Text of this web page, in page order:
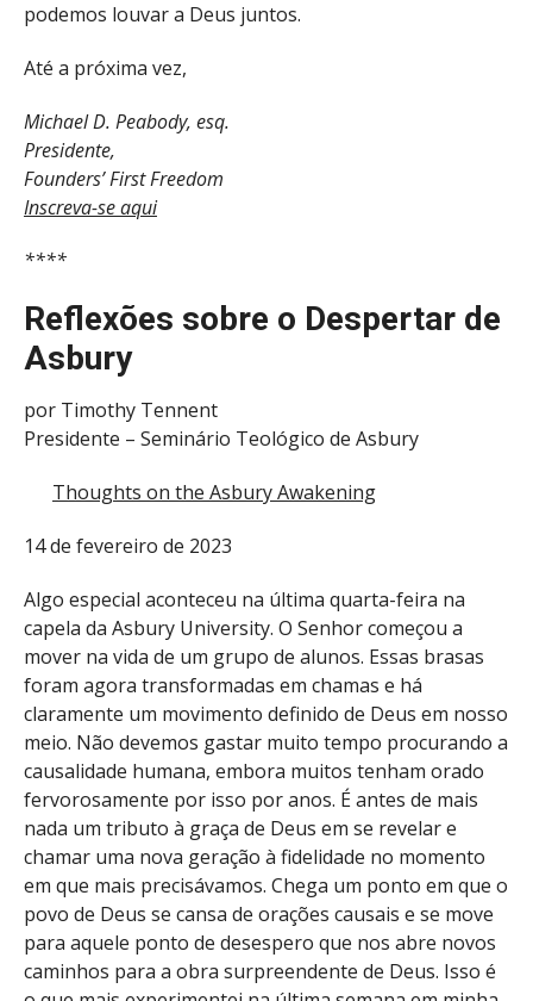
podemos louvar a Deus juntos.
Até a próxima vez,
Michael D. Peabody, esq.
Presidente,
Founders’ First Freedom
Inscreva-se aqui
****
Reflexões sobre o Despertar de
Asbury
por Timothy Tennent
Presidente – Seminário Teológico de Asbury
Thoughts on the Asbury Awakening
14 de fevereiro de 2023
Algo especial aconteceu na última quarta-feira na
capela da Asbury University. O Senhor começou a
mover na vida de um grupo de alunos. Essas brasas
foram agora transformadas em chamas e há
claramente um movimento definido de Deus em nosso
meio. Não devemos gastar muito tempo procurando a
causalidade humana, embora muitos tenham orado
fervorosamente por isso por anos. É antes de mais
nada um tributo à graça de Deus em se revelar e
chamar uma nova geração à fidelidade no momento
em que mais precisávamos. Chega um ponto em que o
povo de Deus se cansa de orações causais e se move
para aquele ponto de desespero que nos abre novos
caminhos para a obra surpreendente de Deus. Isso é